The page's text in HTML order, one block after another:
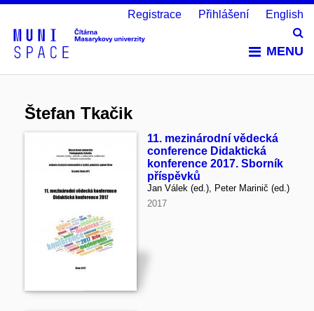
MENU
Registrace Přihlášení English
Štefan Tkačik
11. mezinárodní vědecká
conference Didaktická
konference 2017. Sborník
příspěvků
Jan Válek (ed.), Peter Marinič (ed.)
2017